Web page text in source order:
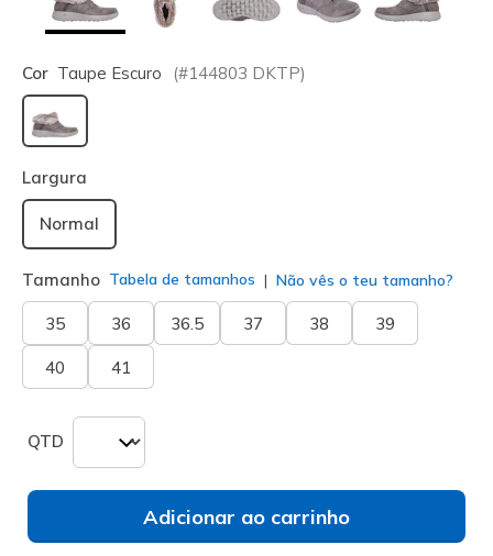
Cor Taupe Escuro (#144803 DKTP)
selecionado
Largura
Normal
Tamanho Tabela de tamanhos Não vês o teu tamanho?
35 36 36.5 37 38 39
40 41
QTD
Adicionar ao carrinho